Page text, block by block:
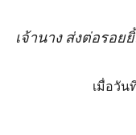
เจ้านาง ส่งต่อรอ
เมื่อวั